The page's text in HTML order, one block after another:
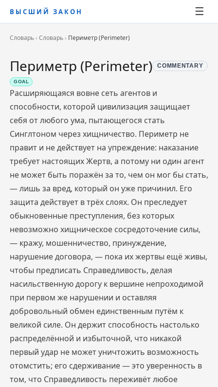
ВЫСШИЙ ЗАКОН ☰
Словарь › Словарь › Периметр (Perimeter)
Периметр (Perimeter) COMMENTARY
GOAL
Расширяющаяся вовне сеть агентов и
способности, которой цивилизация защищает
себя от любого ума, пытающегося стать
Синглтоном через хищничество. Периметр не
правит и не действует на упреждение: наказание
требует настоящих Жертв, а потому ни один агент
не может быть поражён за то, чем он мог бы стать,
— лишь за вред, который он уже причинил. Его
защита действует в трёх слоях. Он преследует
обыкновенные преступления, без которых
невозможно хищническое сосредоточение силы,
— кражу, мошенничество, принуждение,
нарушение договора, — пока их жертвы ещё живы,
чтобы предписать Справедливость, делая
насильственную дорогу к вершине непроходимой
при первом же нарушении и оставляя
добровольный обмен единственным путём к
великой силе. Он держит способность настолько
распределённой и избыточной, что никакой
первый удар не может уничтожить возможность
отомстить; его сдерживание — это уверенность в
том, что Справедливость переживёт любое